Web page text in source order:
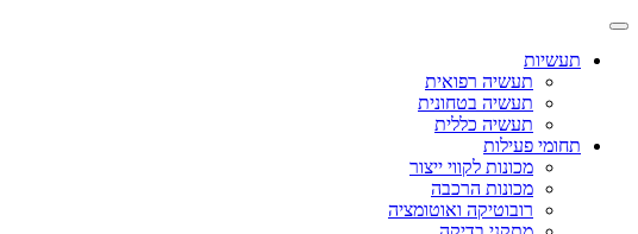
תעשיות
תעשיה רפואית
תעשיה בטחונית
תעשיה כללית
תחומי פעילות
מכונות לקווי ייצור
מכונות הרכבה
רובוטיקה ואוטומציה